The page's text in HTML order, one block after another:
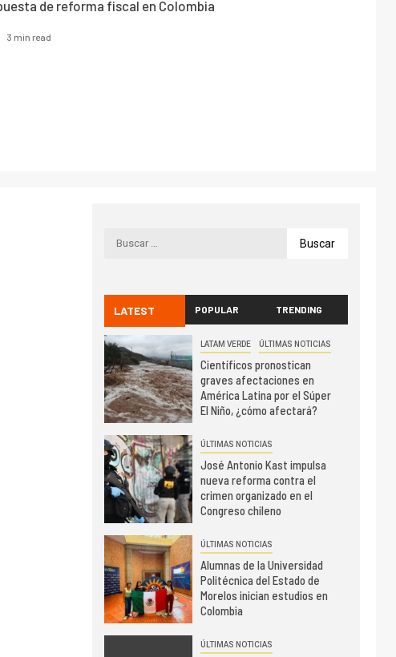
de reforma fiscal en Colombia
3 min read
LATEST POPULAR TRENDING
LATAM VERDE ÚLTIMAS NOTICIAS
Científicos pronostican
graves afectaciones en
América Latina por el Súper
El Niño, ¿cómo afectará?
ÚLTIMAS NOTICIAS
José Antonio Kast impulsa
nueva reforma contra el
crimen organizado en el
Congreso chileno
ÚLTIMAS NOTICIAS
Alumnas de la Universidad
Politécnica del Estado de
Morelos inician estudios en
Colombia
ÚLTIMAS NOTICIAS